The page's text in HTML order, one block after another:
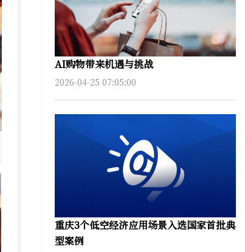
AI购物带来机遇与挑战
2026-04-25 07:05:00
重庆3个低空经济应用场景入选国家首批典
型案例